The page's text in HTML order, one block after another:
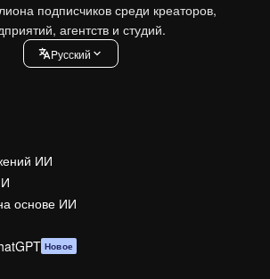
подписчиков среди креаторов,
агентств и студий.
Pусский
ИИ
основе ИИ
Новое